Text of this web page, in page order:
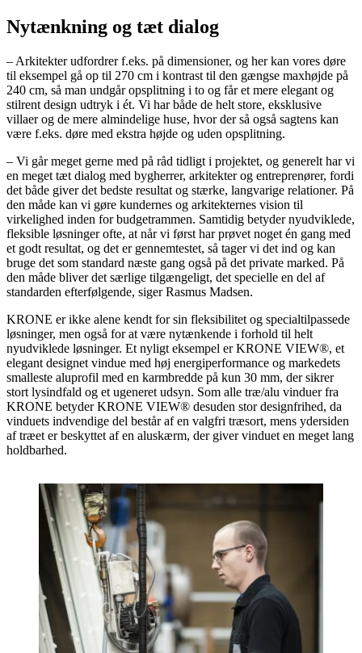
Nytænkning og tæt dialog
– Arkitekter udfordrer f.eks. på dimensioner, og her kan vores døre
til eksempel gå op til 270 cm i kontrast til den gængse maxhøjde på
240 cm, så man undgår opsplitning i to og får et mere elegant og
stilrent design udtryk i ét. Vi har både de helt store, eksklusive
villaer og de mere almindelige huse, hvor der så også sagtens kan
være f.eks. døre med ekstra højde og uden opsplitning.
– Vi går meget gerne med på råd tidligt i projektet, og generelt har vi
en meget tæt dialog med bygherrer, arkitekter og entreprenører, fordi
det både giver det bedste resultat og stærke, langvarige relationer. På
den måde kan vi gøre kundernes og arkitekternes vision til
virkelighed inden for budgetrammen. Samtidig betyder nyudviklede,
fleksible løsninger ofte, at når vi først har prøvet noget én gang med
et godt resultat, og det er gennemtestet, så tager vi det ind og kan
bruge det som standard næste gang også på det private marked. På
den måde bliver det særlige tilgængeligt, det specielle en del af
standarden efterfølgende, siger Rasmus Madsen.
KRONE er ikke alene kendt for sin fleksibilitet og specialtilpassede
løsninger, men også for at være nytænkende i forhold til helt
nyudviklede løsninger. Et nyligt eksempel er KRONE VIEW®, et
elegant designet vindue med høj energiperformance og markedets
smalleste aluprofil med en karmbredde på kun 30 mm, der sikrer
stort lysindfald og et ugeneret udsyn. Som alle træ/alu vinduer fra
KRONE betyder KRONE VIEW® desuden stor designfrihed, da
vinduets indvendige del består af en valgfri træsort, mens ydersiden
af træet er beskyttet af en aluskærm, der giver vinduet en meget lang
holdbarhed.